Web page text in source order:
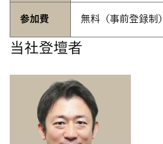
参加費 無料（事前登録制）
当社登壇者